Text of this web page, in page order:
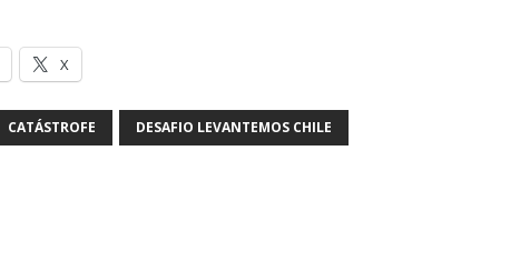
X
CATÁSTROFE DESAFIO LEVANTEMOS CHILE